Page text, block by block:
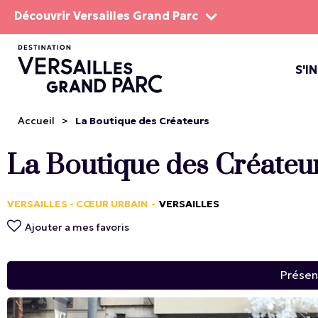
Découvrir Versailles Grand Parc
Accueil > La Boutique des Créateurs
La Boutique des
VERSAILLES - CŒUR URBAIN
VERSAILLES
Ajouter a mes favoris